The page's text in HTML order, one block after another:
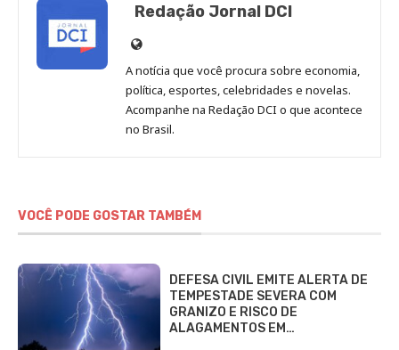
Redação Jornal DCI
Site
de
Redação
Jornal
DCI
A notícia que você procura sobre economia,
política, esportes, celebridades e novelas.
Acompanhe na Redação DCI o que acontece
no Brasil.
VOCÊ PODE GOSTAR TAMBÉM
DEFESA CIVIL EMITE ALERTA DE
TEMPESTADE SEVERA COM
GRANIZO E RISCO DE
ALAGAMENTOS EM…